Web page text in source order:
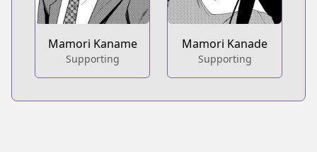
Mamori Kaname
Supporting
Mamori Kanade
Supporting